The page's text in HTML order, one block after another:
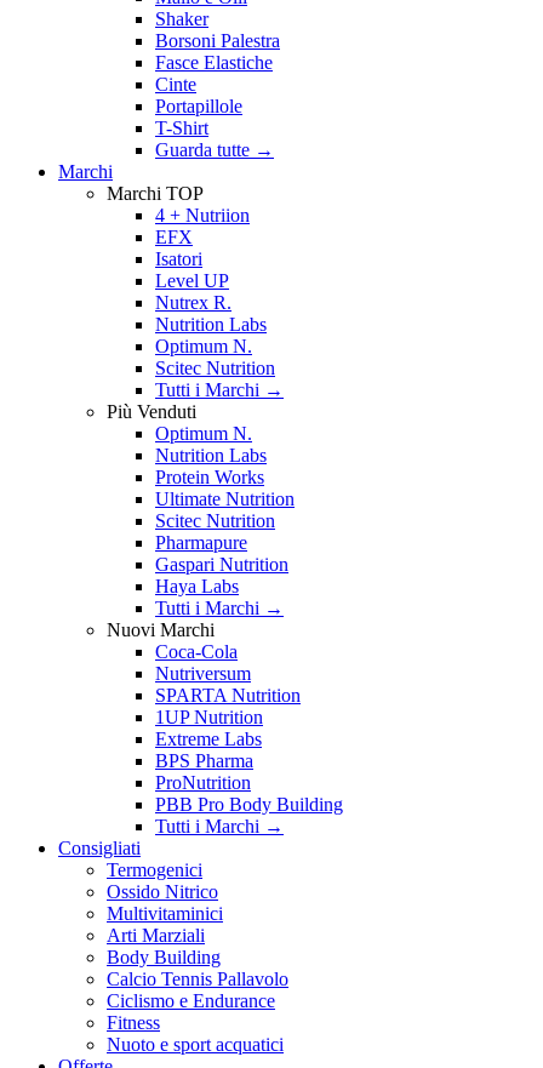
Shaker
Borsoni Palestra
Fasce Elastiche
Cinte
Portapillole
T-Shirt
Guarda tutte →
Marchi
Marchi TOP
4 + Nutriion
EFX
Isatori
Level UP
Nutrex R.
Nutrition Labs
Optimum N.
Scitec Nutrition
Tutti i Marchi →
Più Venduti
Optimum N.
Nutrition Labs
Protein Works
Ultimate Nutrition
Scitec Nutrition
Pharmapure
Gaspari Nutrition
Haya Labs
Tutti i Marchi →
Nuovi Marchi
Coca-Cola
Nutriversum
SPARTA Nutrition
1UP Nutrition
Extreme Labs
BPS Pharma
ProNutrition
PBB Pro Body Building
Tutti i Marchi →
Consigliati
Termogenici
Ossido Nitrico
Multivitaminici
Arti Marziali
Body Building
Calcio Tennis Pallavolo
Ciclismo e Endurance
Fitness
Nuoto e sport acquatici